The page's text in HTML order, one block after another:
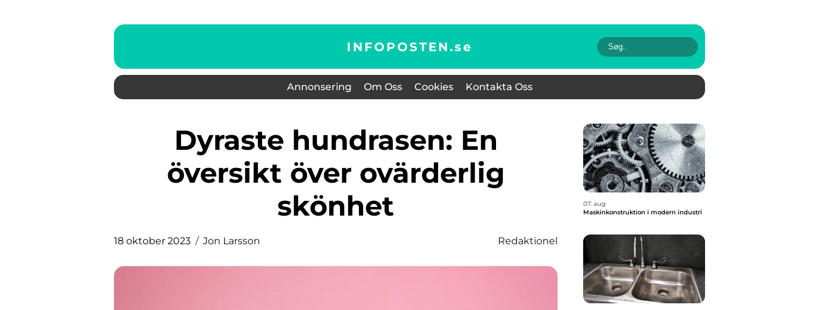
INFOPOSTEN.se
Annonsering Om Oss Cookies Kontakta Oss
Dyraste hundrasen: En
översikt över ovärderlig
skönhet
18 oktober 2023 Jon Larsson Redaktionel
07. aug
Maskinkonstruktion i modern industri